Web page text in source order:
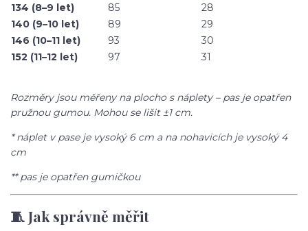
134 (8–9 let)
85
28
140 (9–10 let)
89
29
146 (10–11 let)
93
30
152 (11–12 let)
97 31
Rozměry jsou měřeny na plocho s náplety – pas je opatřen
pružnou gumou. Mohou se lišit ±1 cm.
* náplet v pase je vysoký 6 cm a na nohavicích je vysoký 4
cm
** pas je opatřen gumičkou
🧵 Jak správně měřit